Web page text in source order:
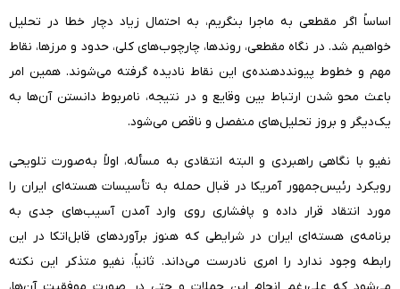
اساساً اگر مقطعی به ماجرا بنگریم، به احتمال زیاد دچار خطا در تحلیل
خواهیم شد. در نگاه مقطعی، روندها، چارچوب‌های کلی، حدود و مرزها، نقاط
مهم و خطوط پیونددهنده‌ی این نقاط نادیده گرفته می‌شوند. همین امر
باعث محو شدن ارتباط بین وقایع و در نتیجه، نامربوط دانستن آن‌ها به
یک‌دیگر و بروز تحلیل‌های منفصل و ناقص می‌شود.
نفیو با نگاهی راهبردی و البته انتقادی به مسأله، اولاً به‌صورت تلویحی
رویکرد رئیس‌جمهور آمریکا در قبال حمله به تأسیسات هسته‌ای ایران را
مورد انتقاد قرار داده و پافشاری روی وارد آمدن آسیب‌های جدی به
برنامه‌ی هسته‌ای ایران در شرایطی که هنوز برآوردهای قابل‌اتکا در این
رابطه وجود ندارد را امری نادرست می‌داند. ثانیاً، نفیو متذکر این نکته